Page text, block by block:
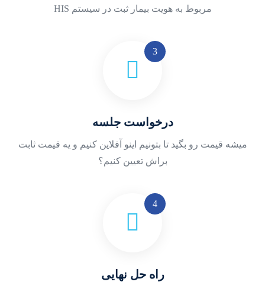
مربوط به هویت بیمار ثبت در سیستم HIS
درخواست جلسه
میشه قیمت رو بگید تا بتونیم اینو آفلاین کنیم و یه قیمت ثابت
براش تعیین کنیم؟
راه حل نهایی